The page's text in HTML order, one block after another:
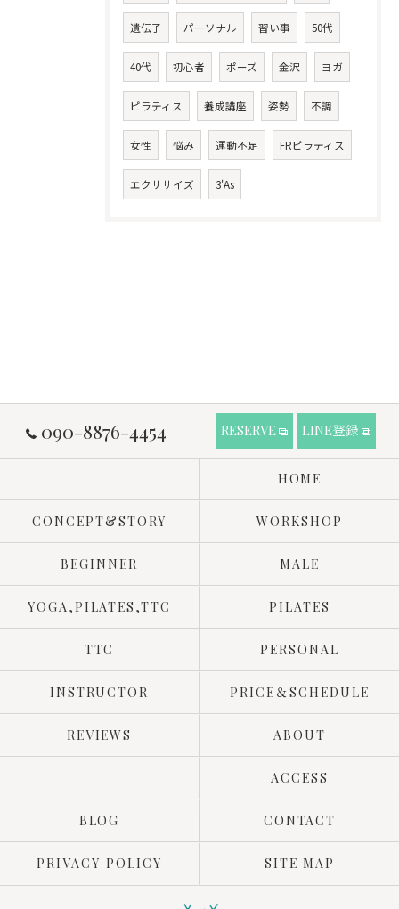
遺伝子 パーソナル 習い事 50代
40代 初心者 ポーズ 金沢 ヨガ
ピラティス 養成講座 姿勢 不調
女性 悩み 運動不足 FRピラティス
エクササイズ 3'As
090-8876-4454 RESERVE LINE登録
HOME
CONCEPT&STORY WORKSHOP
BEGINNER MALE
YOGA,PILATES,TTC PILATES
TTC PERSONAL
INSTRUCTOR PRICE＆SCHEDULE
REVIEWS ABOUT
ACCESS
BLOG CONTACT
PRIVACY POLICY SITE MAP